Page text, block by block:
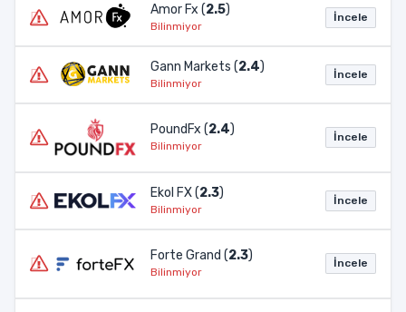
Amor Fx (2.5)
Bilinmiyor
İncele
Gann Markets (2.4)
Bilinmiyor
İncele
PoundFx (2.4)
Bilinmiyor
İncele
Ekol FX (2.3)
Bilinmiyor
İncele
Forte Grand (2.3)
Bilinmiyor
İncele